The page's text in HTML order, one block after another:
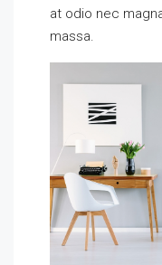
at odio nec
massa.